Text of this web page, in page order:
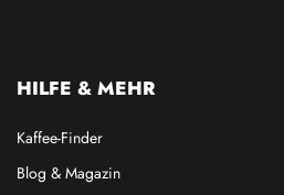
HILFE & MEHR
Kaffee-Finder
Blog & Magazin